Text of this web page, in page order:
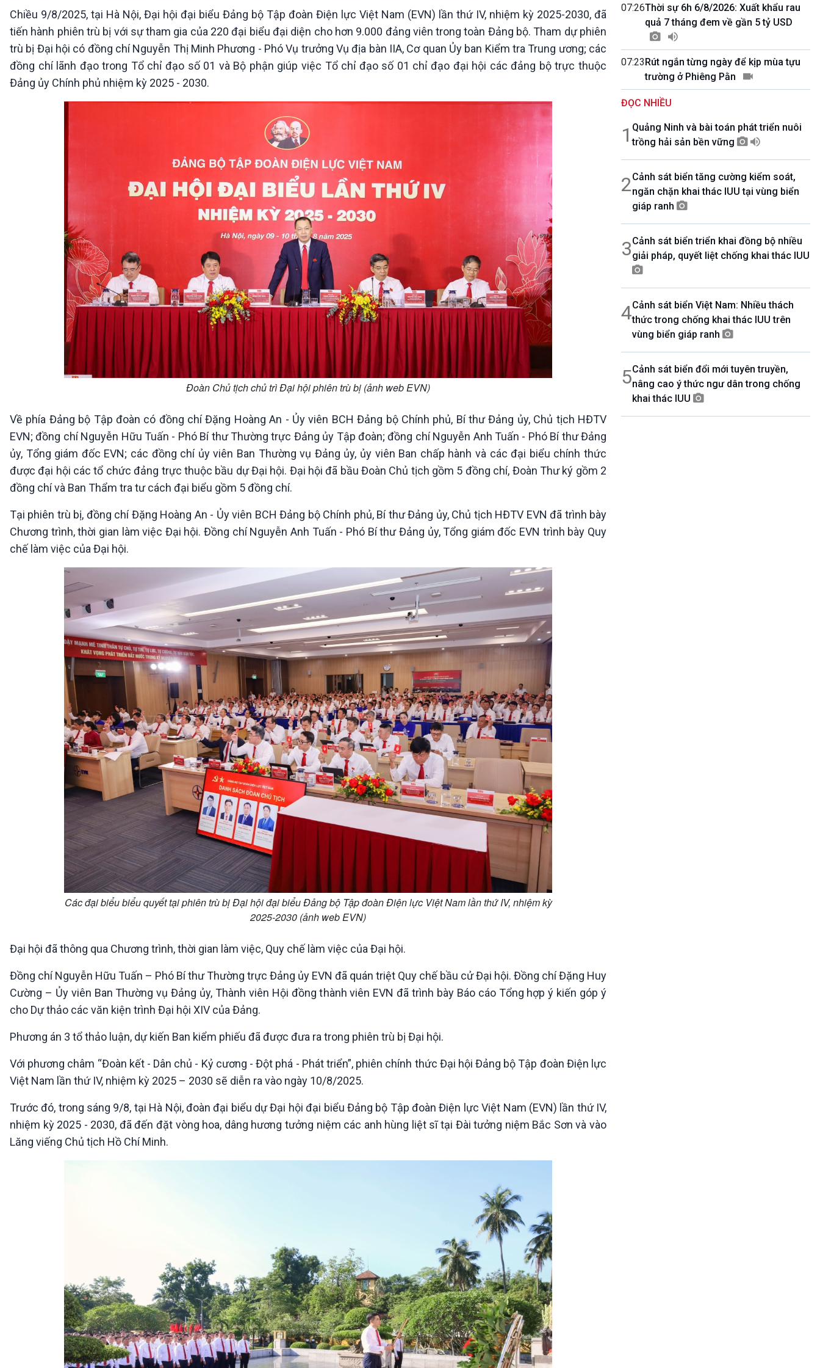
Chuyển đổi Xanh
Tài nguyên và Môi trường
Chuyên gia của bạn
Xã hội chuyển động
Bước chân đến trường
Sống chung với biến đổi
khí hậu
Câu chuyện Thể thao
Infographic
E-Magazine
10 phút Sự kiện - Luận bàn
Câu chuyện thời sự
Đối thoại
Diễn đàn chủ nhật
Chuyện đêm
VOV1 đặc biệt
Các chương trình đặc biệt
Chiều 9/8/2025, tại Hà Nội, Đại hội đại biểu Đảng bộ Tập đoàn Điện lực Việt Nam (EVN) lần thứ IV, nhiệm kỳ 2025-2030, đã
tiến hành phiên trù bị với sự tham gia của 220 đại biểu đại diện cho hơn 9.000 đảng viên trong toàn Đảng bộ. Tham dự phiên
trù bị Đại hội có đồng chí Nguyễn Thị Minh Phương - Phó Vụ trưởng Vụ địa bàn IIA, Cơ quan Ủy ban Kiểm tra Trung ương; các
đồng chí lãnh đạo trong Tổ chỉ đạo số 01 và Bộ phận giúp việc Tổ chỉ đạo số 01 chỉ đạo đại hội các đảng bộ trực thuộc
Đảng ủy Chính phủ nhiệm kỳ 2025 - 2030.
Đoàn Chủ tịch chủ trì Đại hội phiên trù bị (ảnh web EVN)
Về phía Đảng bộ Tập đoàn có đồng chí Đặng Hoàng An - Ủy viên BCH Đảng bộ Chính phủ, Bí thư Đảng ủy, Chủ tịch HĐTV
EVN; đồng chí Nguyễn Hữu Tuấn - Phó Bí thư Thường trực Đảng ủy Tập đoàn; đồng chí Nguyễn Anh Tuấn - Phó Bí thư Đảng
ủy, Tổng giám đốc EVN; các đồng chí ủy viên Ban Thường vụ Đảng ủy, ủy viên Ban chấp hành và các đại biểu chính thức
được đại hội các tổ chức đảng trực thuộc bầu dự Đại hội. Đại hội đã bầu Đoàn Chủ tịch gồm 5 đồng chí, Đoàn Thư ký gồm 2
đồng chí và Ban Thẩm tra tư cách đại biểu gồm 5 đồng chí.
Tại phiên trù bị, đồng chí Đặng Hoàng An - Ủy viên BCH Đảng bộ Chính phủ, Bí thư Đảng ủy, Chủ tịch HĐTV EVN đã trình bày
Chương trình, thời gian làm việc Đại hội. Đồng chí Nguyễn Anh Tuấn - Phó Bí thư Đảng ủy, Tổng giám đốc EVN trình bày Quy
chế làm việc của Đại hội.
Các đại biểu biểu quyết tại phiên trù bị Đại hội đại biểu Đảng bộ Tập đoàn Điện lực Việt Nam lần thứ IV, nhiệm kỳ
2025-2030 (ảnh web EVN)
Đại hội đã thông qua Chương trình, thời gian làm việc, Quy chế làm việc của Đại hội.
Đồng chí Nguyễn Hữu Tuấn – Phó Bí thư Thường trực Đảng ủy EVN đã quán triệt Quy chế bầu cử Đại hội. Đồng chí Đặng Huy
Cường – Ủy viên Ban Thường vụ Đảng ủy, Thành viên Hội đồng thành viên EVN đã trình bày Báo cáo Tổng hợp ý kiến góp ý
cho Dự thảo các văn kiện trình Đại hội XIV của Đảng.
Phương án 3 tổ thảo luận, dự kiến Ban kiểm phiếu đã được đưa ra trong phiên trù bị Đại hội.
Với phương châm “Đoàn kết - Dân chủ - Kỷ cương - Đột phá - Phát triển”, phiên chính thức Đại hội Đảng bộ Tập đoàn Điện lực
Việt Nam lần thứ IV, nhiệm kỳ 2025 – 2030 sẽ diễn ra vào ngày 10/8/2025.
Trước đó, trong sáng 9/8, tại Hà Nội, đoàn đại biểu dự Đại hội đại biểu Đảng bộ Tập đoàn Điện lực Việt Nam (EVN) lần thứ IV,
nhiệm kỳ 2025 - 2030, đã đến đặt vòng hoa, dâng hương tưởng niệm các anh hùng liệt sĩ tại Đài tưởng niệm Bắc Sơn và vào
Lăng viếng Chủ tịch Hồ Chí Minh.
07:26Thời sự 6h 6/8/2026: Xuất khẩu rau
quả 7 tháng đem về gần 5 tỷ USD
07:23Rút ngắn từng ngày để kịp mùa tựu
trường ở Phiêng Pằn
ĐỌC NHIỀU
1Quảng Ninh và bài toán phát triển nuôi
trồng hải sản bền vững
2Cảnh sát biển tăng cường kiểm soát,
ngăn chặn khai thác IUU tại vùng biển
giáp ranh
3Cảnh sát biển triển khai đồng bộ nhiều
giải pháp, quyết liệt chống khai thác IUU
4Cảnh sát biển Việt Nam: Nhiều thách
thức trong chống khai thác IUU trên
vùng biển giáp ranh
5Cảnh sát biển đổi mới tuyên truyền,
nâng cao ý thức ngư dân trong chống
khai thác IUU